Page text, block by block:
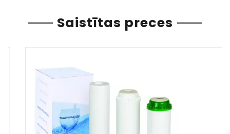
Saistītas preces